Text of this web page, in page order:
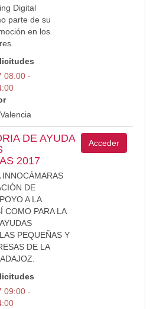
Digital
parte de su
en los
08:00 -
DE AYUDA
2017
DE
A LA
COMO PARA LA
PEQUEÑAS Y
DE LA
09:00 -
Acceder